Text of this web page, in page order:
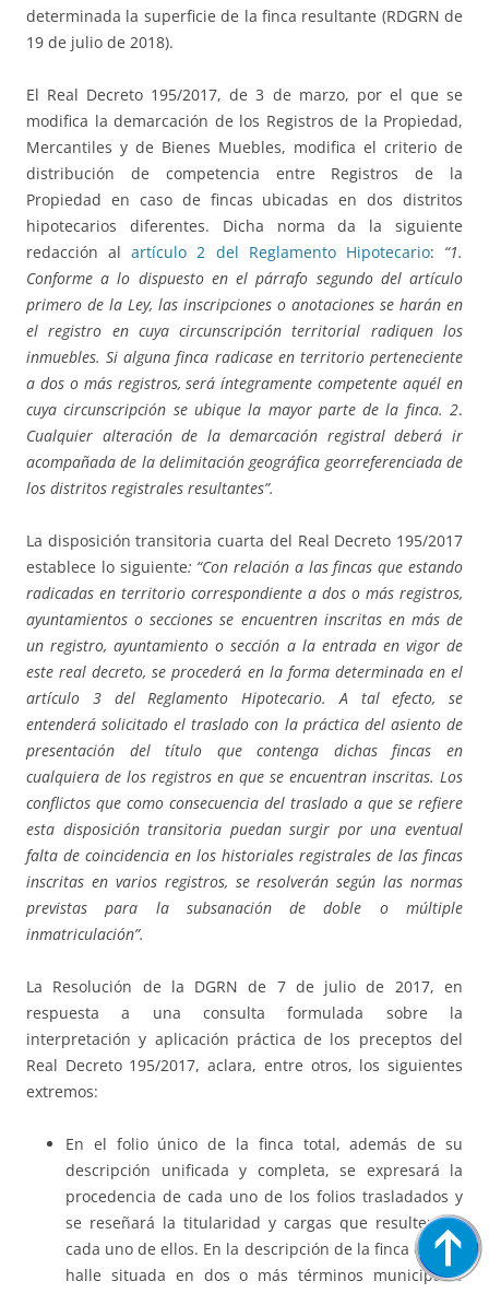
determinada la superficie de la finca resultante (RDGRN de
19 de julio de 2018).
El Real Decreto 195/2017, de 3 de marzo, por el que se
modifica la demarcación de los Registros de la Propiedad,
Mercantiles y de Bienes Muebles, modifica el criterio de
distribución de competencia entre Registros de la
Propiedad en caso de fincas ubicadas en dos distritos
hipotecarios diferentes. Dicha norma da la siguiente
redacción alartículo 2 del Reglamento Hipotecario: “1.
Conforme a lo dispuesto en el párrafo segundo del artículo
primero de la Ley, las inscripciones o anotaciones se harán en
el registro en cuya circunscripción territorial radiquen los
inmuebles. Si alguna finca radicase en territorio perteneciente
a dos o más registros, será íntegramente competente aquél en
cuya circunscripción se ubique la mayor parte de la finca. 2.
Cualquier alteración de la demarcación registral deberá ir
acompañada de la delimitación geográfica georreferenciada de
los distritos registrales resultantes”.
La disposición transitoria cuarta del Real Decreto 195/2017
establece lo siguiente: “Con relación a las fincas que estando
radicadas en territorio correspondiente a dos o más registros,
ayuntamientos o secciones se encuentren inscritas en más de
un registro, ayuntamiento o sección a la entrada en vigor de
este real decreto, se procederá en la forma determinada en el
artículo 3 del Reglamento Hipotecario. A tal efecto, se
entenderá solicitado el traslado con la práctica del asiento de
presentación del título que contenga dichas fincas en
cualquiera de los registros en que se encuentran inscritas. Los
conflictos que como consecuencia del traslado a que se refiere
esta disposición transitoria puedan surgir por una eventual
falta de coincidencia en los historiales registrales de las fincas
inscritas en varios registros, se resolverán según las normas
previstas para la subsanación de doble o múltiple
inmatriculación”.
La Resolución de la DGRN de 7 de julio de 2017, en
respuesta a una consulta formulada sobre la
interpretación y aplicación práctica de los preceptos del
Real Decreto 195/2017, aclara, entre otros, los siguientes
extremos:
En el folio único de la finca total, además de su
descripción unificada y completa, se expresará la
procedencia de cada uno de los folios trasladados y
se reseñará la titularidad y cargas que resulten de
cada uno de ellos. En la descripción de la finca que se
halle situada en dos o más términos municipales